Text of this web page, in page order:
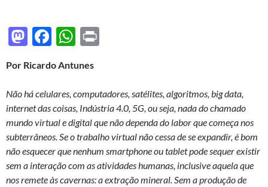
M
to
d
o
n
F
e
b
o
o
k
W
at
s
A
p
p
Por Ricardo Antunes
Não há celulares, computadores, satélites, algoritmos, big data,
internet das coisas, Indústria 4.0, 5G, ou seja, nada do chamado
mundo virtual e digital que não dependa do labor que começa nos
subterrâneos.Se o trabalho virtual não cessa de se expandir, é bom
não esquecer que nenhum smartphone ou tablet pode sequer existir
sem a interação com as atividades humanas, inclusive aquela que
nos remete às cavernas: a extração mineral.Sem a produção de